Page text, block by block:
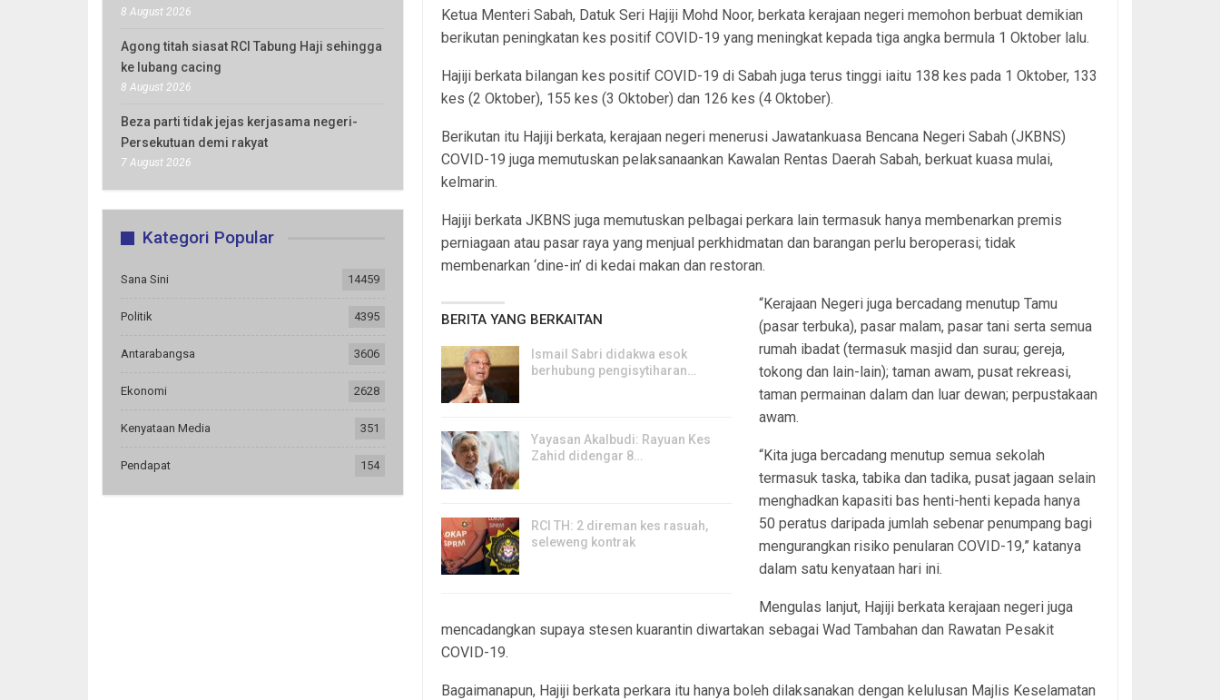
Ketua Menteri Sabah, Datuk Seri Hajiji Mohd Noor, berkata kerajaan negeri memohon berbuat demikian
berikutan peningkatan kes positif COVID-19 yang meningkat kepada tiga angka bermula 1 Oktober lalu.
Hajiji berkata bilangan kes positif COVID-19 di Sabah juga terus tinggi iaitu 138 kes pada 1 Oktober, 133
kes (2 Oktober), 155 kes (3 Oktober) dan 126 kes (4 Oktober).
Berikutan itu Hajiji berkata, kerajaan negeri menerusi Jawatankuasa Bencana Negeri Sabah (JKBNS)
COVID-19 juga memutuskan pelaksanaankan Kawalan Rentas Daerah Sabah, berkuat kuasa mulai,
kelmarin.
Hajiji berkata JKBNS juga memutuskan pelbagai perkara lain termasuk hanya membenarkan premis
perniagaan atau pasar raya yang menjual perkhidmatan dan barangan perlu beroperasi; tidak
membenarkan ‘dine-in’ di kedai makan dan restoran.
BERITA YANG BERKAITAN
Ismail Sabri didakwa esok
berhubung pengisytiharan…
Yayasan Akalbudi: Rayuan Kes
Zahid didengar 8…
RCI TH: 2 direman kes rasuah,
seleweng kontrak
“Kerajaan Negeri juga bercadang menutup Tamu
(pasar terbuka), pasar malam, pasar tani serta semua
rumah ibadat (termasuk masjid dan surau; gereja,
tokong dan lain-lain); taman awam, pusat rekreasi,
taman permainan dalam dan luar dewan; perpustakaan
awam.
“Kita juga bercadang menutup semua sekolah
termasuk taska, tabika dan tadika, pusat jagaan selain
menghadkan kapasiti bas henti-henti kepada hanya
50 peratus daripada jumlah sebenar penumpang bagi
mengurangkan risiko penularan COVID-19,” katanya
dalam satu kenyataan hari ini.
Mengulas lanjut, Hajiji berkata kerajaan negeri juga
mencadangkan supaya stesen kuarantin diwartakan sebagai Wad Tambahan dan Rawatan Pesakit
COVID-19.
Bagaimanapun, Hajiji berkata perkara itu hanya boleh dilaksanakan dengan kelulusan Majlis Keselamatan
8 August 2026
Agong titah siasat RCI Tabung Haji sehingga
ke lubang cacing
8 August 2026
Beza parti tidak jejas kerjasama negeri-
Persekutuan demi rakyat
7 August 2026
Kategori Popular
Sana Sini 14459
Politik 4395
Antarabangsa 3606
Ekonomi 2628
Kenyataan Media 351
Pendapat 154